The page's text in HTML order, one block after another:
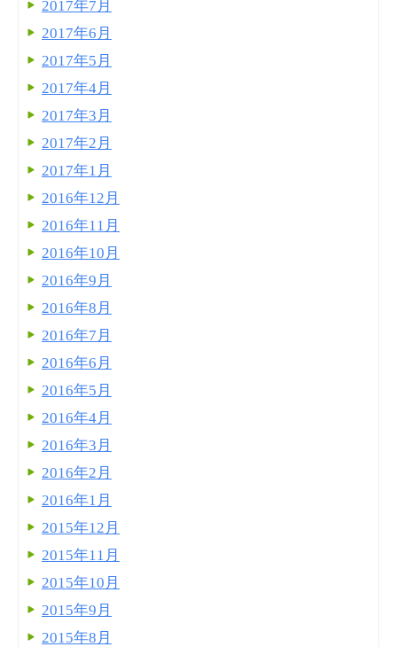
2017年7月
2017年6月
2017年5月
2017年4月
2017年3月
2017年2月
2017年1月
2016年12月
2016年11月
2016年10月
2016年9月
2016年8月
2016年7月
2016年6月
2016年5月
2016年4月
2016年3月
2016年2月
2016年1月
2015年12月
2015年11月
2015年10月
2015年9月
2015年8月